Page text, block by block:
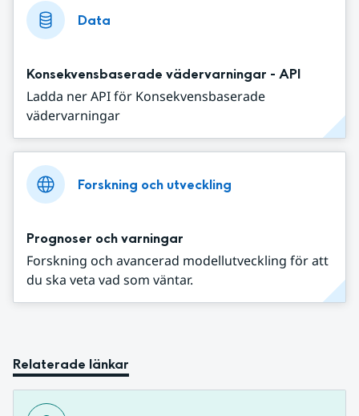
Data
Konsekvensbaserade vädervarningar - API
Ladda ner API för Konsekvensbaserade
vädervarningar
Forskning och utveckling
Prognoser och varningar
Forskning och avancerad modellutveckling för att
du ska veta vad som väntar.
Relaterade länkar